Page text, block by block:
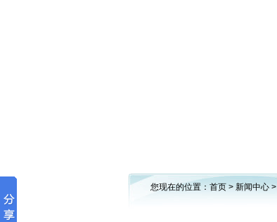
您现在的位置： 首页 > 新闻中心 >